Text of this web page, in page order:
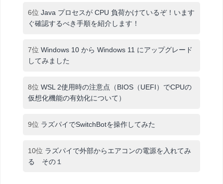
6位 Java プロセスが CPU 負荷かけているぞ！います
ぐ確認するべき手順を紹介します！
7位 Windows 10 から Windows 11 にアップグレード
してみました
8位 WSL 2使用時の注意点（BIOS（UEFI）でCPUの
仮想化機能の有効化について）
9位 ラズパイでSwitchBotを操作してみた
10位 ラズパイで外部からエアコンの電源を入れてみ
る その１